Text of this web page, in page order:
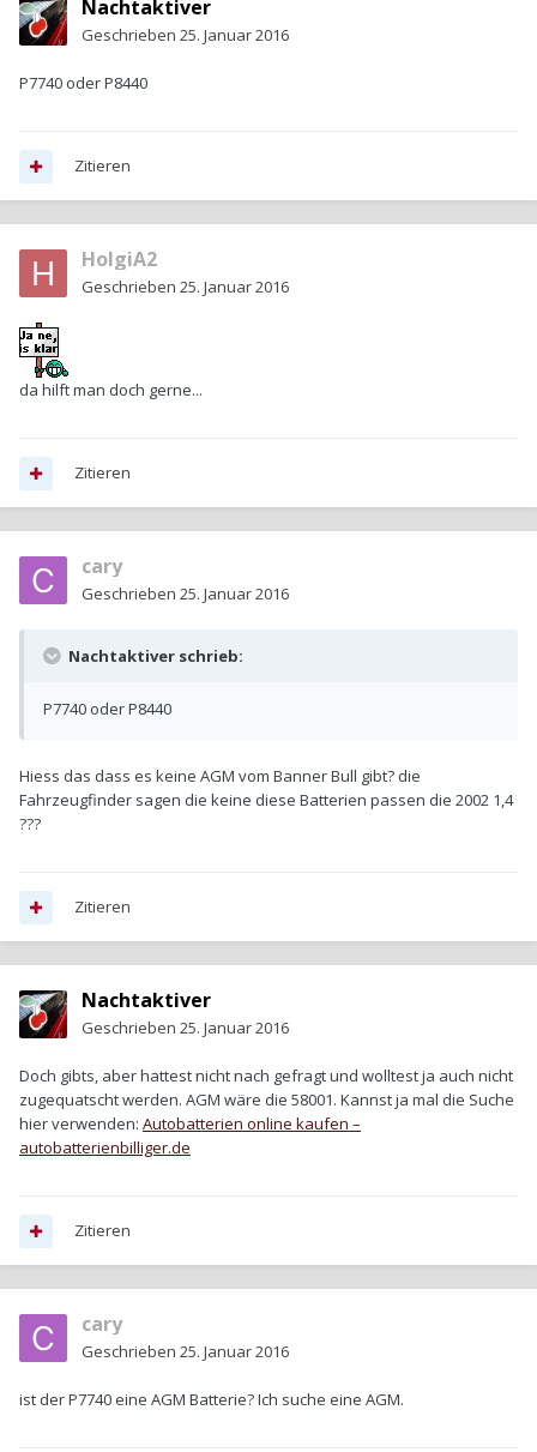
Nachtaktiver
Geschrieben 25. Januar 2016
P7740 oder P8440
Zitieren
HolgiA2
Geschrieben 25. Januar 2016
da hilft man doch gerne...
Zitieren
cary
Geschrieben 25. Januar 2016
Nachtaktiver schrieb:
P7740 oder P8440
Hiess das dass es keine AGM vom Banner Bull gibt? die
Fahrzeugfinder sagen die keine diese Batterien passen die 2002 1,4
???
Zitieren
Nachtaktiver
Geschrieben 25. Januar 2016
Doch gibts, aber hattest nicht nach gefragt und wolltest ja auch nicht
zugequatscht werden. AGM wäre die 58001. Kannst ja mal die Suche
hier verwenden: Autobatterien online kaufen –
autobatterienbilliger.de
Zitieren
cary
Geschrieben 25. Januar 2016
ist der P7740 eine AGM Batterie? Ich suche eine AGM.